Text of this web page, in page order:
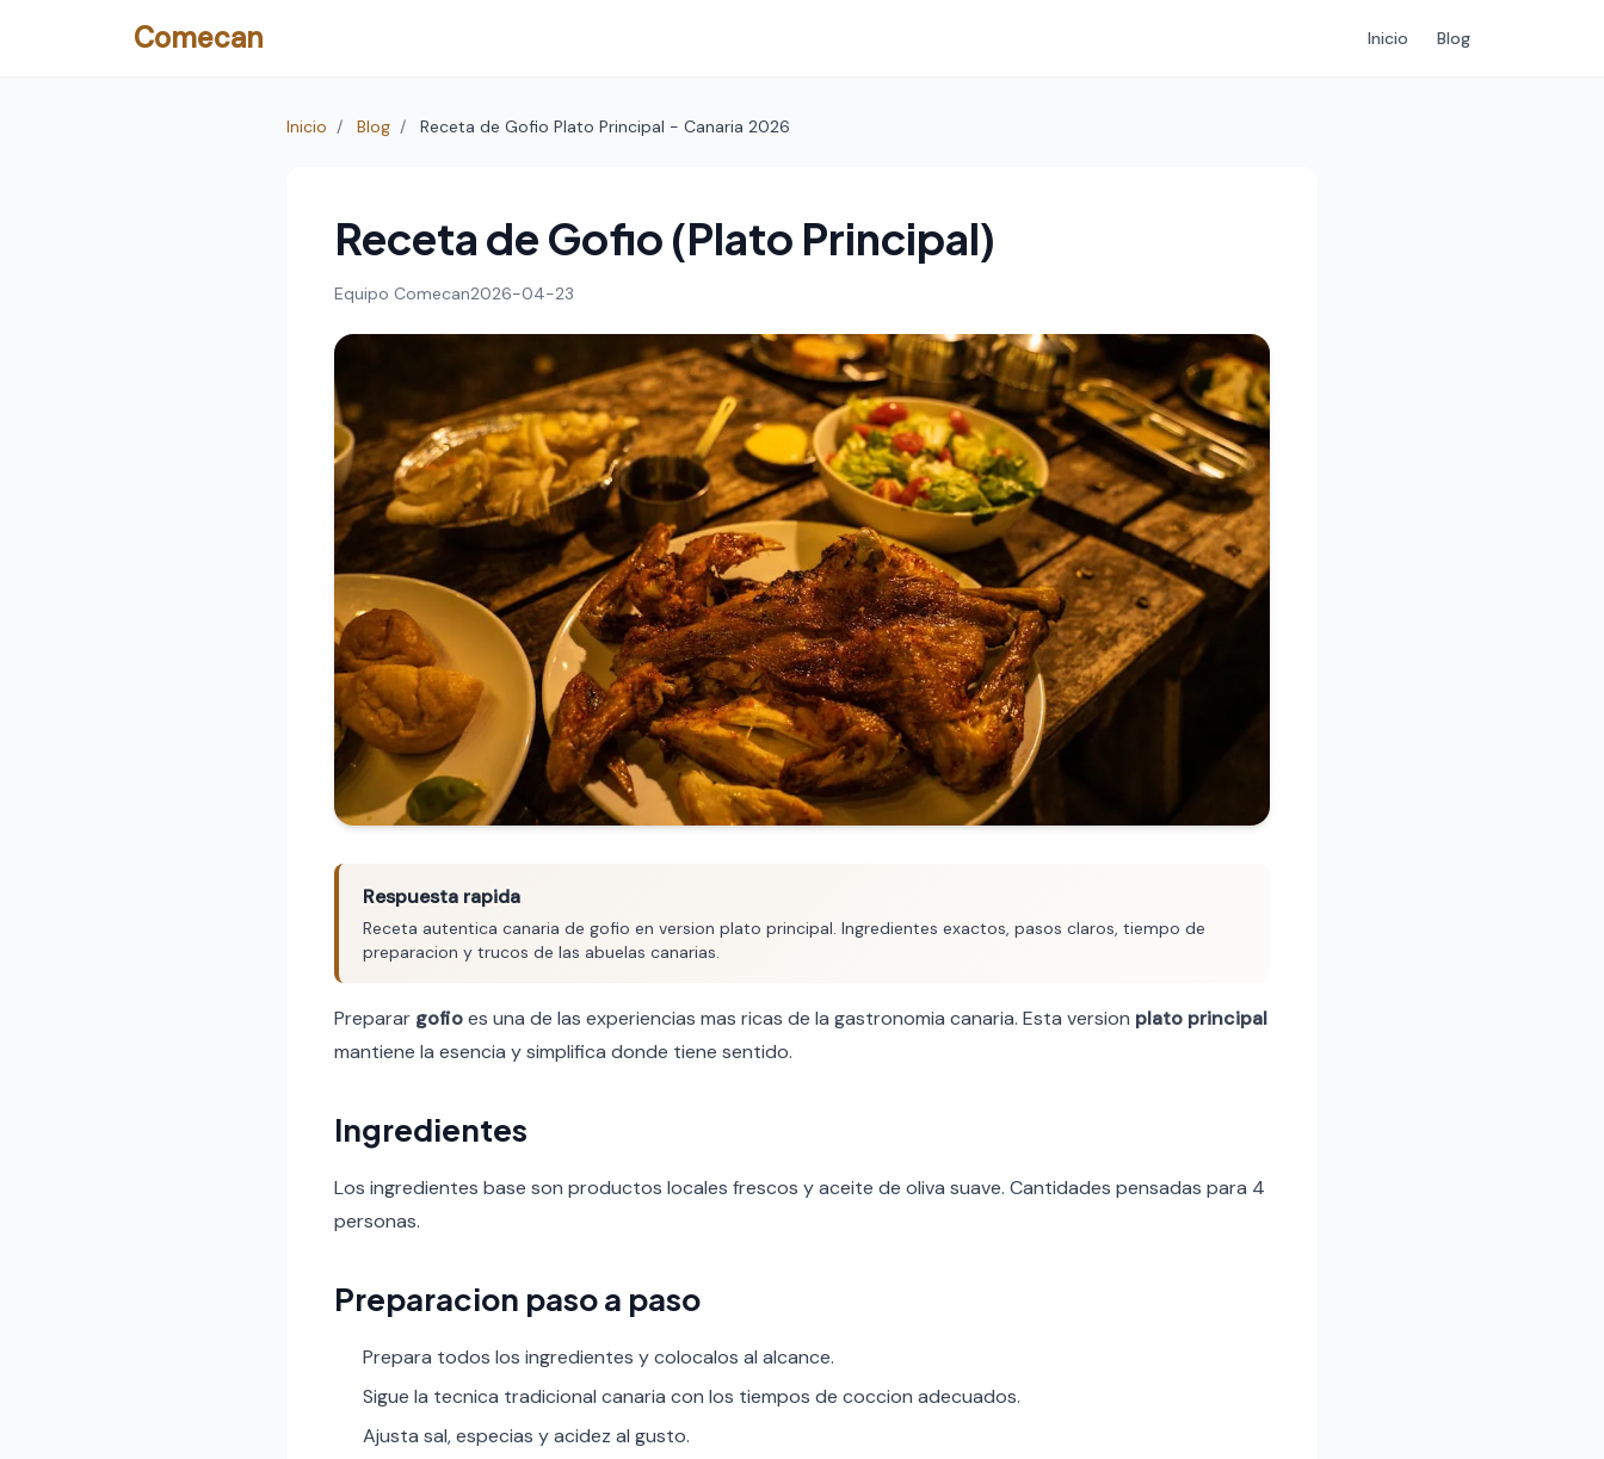
Comecan Inicio Blog
Inicio / Blog / Receta de Gofio Plato Principal - Canaria 2026
Receta de Gofio (Plato Principal)
Equipo Comecan2026-04-23
Respuesta rapida
Receta autentica canaria de gofio en version plato principal. Ingredientes exactos, pasos claros, tiempo de
preparacion y trucos de las abuelas canarias.
Preparar gofioes una de las experiencias mas ricas de la gastronomia canaria. Esta version plato principal
mantiene la esencia y simplifica donde tiene sentido.
Ingredientes
Los ingredientes base son productos locales frescos y aceite de oliva suave. Cantidades pensadas para 4
personas.
Preparacion paso a paso
Prepara todos los ingredientes y colocalos al alcance.
Sigue la tecnica tradicional canaria con los tiempos de coccion adecuados.
Ajusta sal, especias y acidez al gusto.